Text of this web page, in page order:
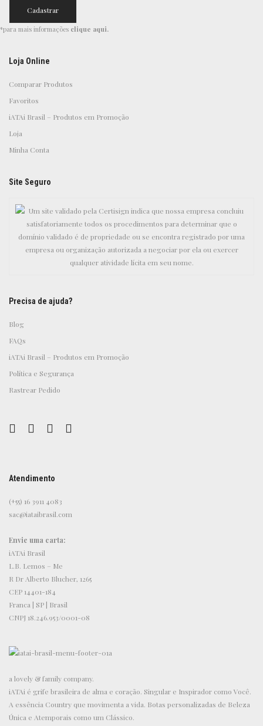
*para mais informações clique aqui.
Loja Online
Comparar Produtos
Favoritos
iATAi Brasil – Produtos em Promoção
Loja
Minha Conta
Site Seguro
Precisa de ajuda?
Blog
FAQs
iATAi Brasil – Produtos em Promoção
Política e Segurança
Rastrear Pedido
Atendimento
(+55) 16 3911 4083
sac@iataibrasil.com
Envie uma carta:
iATAi Brasil
L.B. Lemos – Me
R Dr Alberto Blucher, 1265
CEP 14401-184
Franca | SP | Brasil
CNPJ 18.246.953/0001-08
a lovely & family company.
iATAi é grife brasileira de alma e coração. Singular e Inspirador como Você.
A essência Country que movimenta a vida. Botas personalizadas de Beleza
Única e Atemporais como um Clássico.